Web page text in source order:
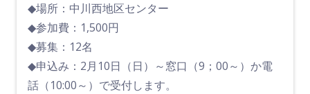
◆場所：中川西地区センター
◆参加費：1,500円
◆募集：12名
◆申込み：2月10日（日）～窓口（9；00～）か電
話（10:00～）で受付します。